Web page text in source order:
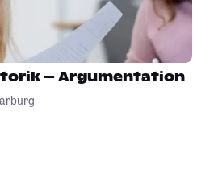
– Argumentation